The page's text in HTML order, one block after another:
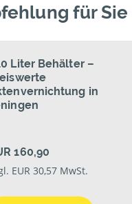
für Sie
Liter Behälter –
in
160,90
EUR 30,57 MwSt.